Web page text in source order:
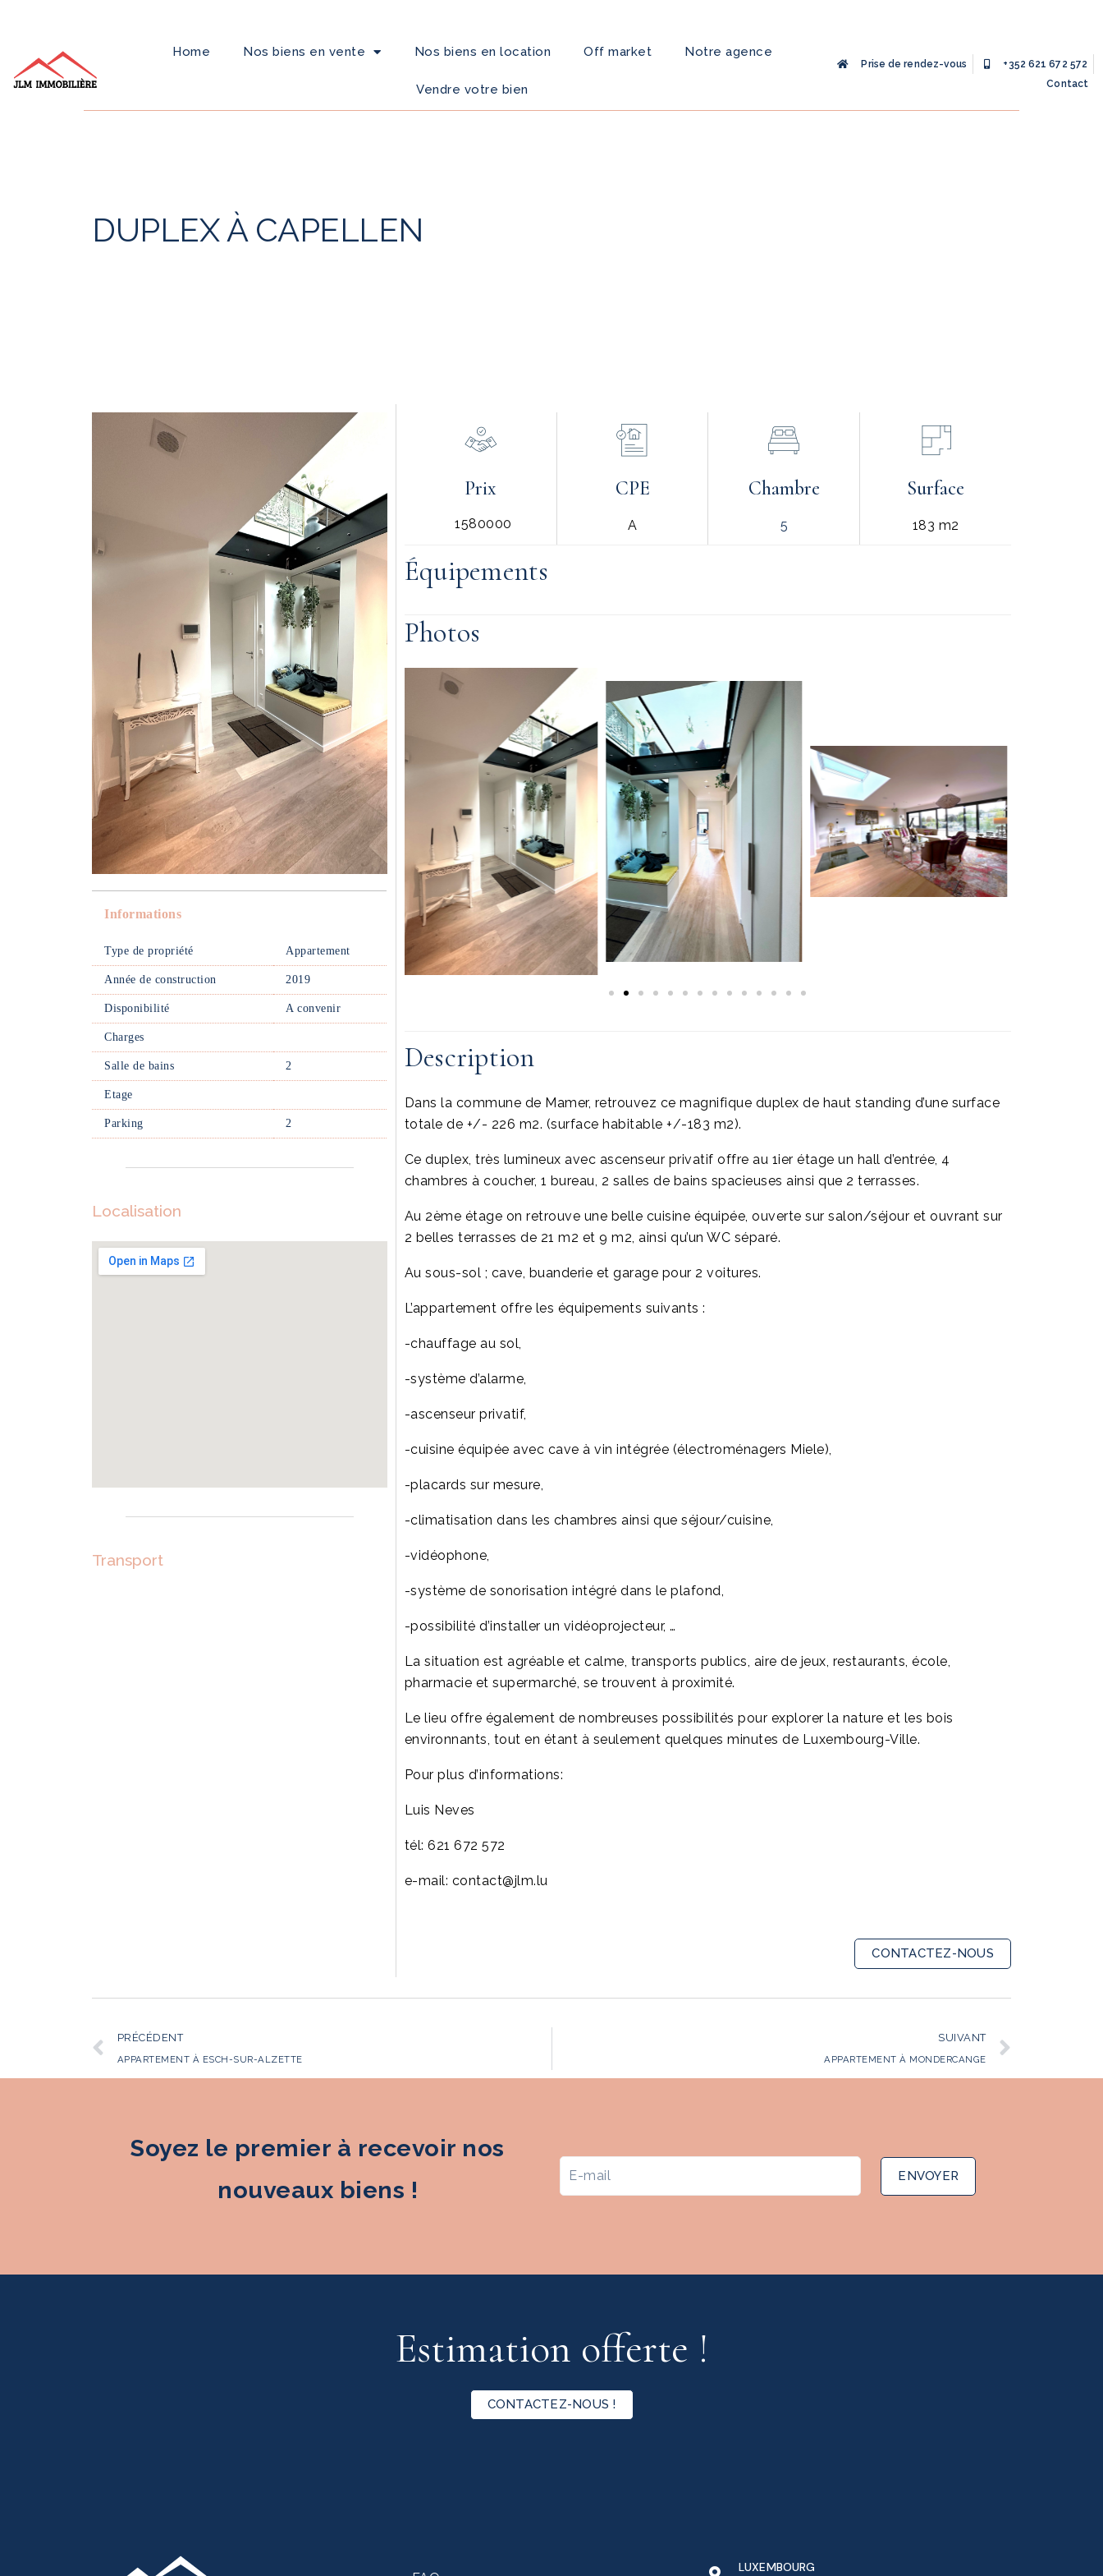
Home Nos biens en vente Nos biens en location Off market Notre agence
Vendre votre bien
Prise de rendez-vous
+352 621 672 572
Contact
DUPLEX À CAPELLEN
Informations
Type de propriété Appartement
Année de construction 2019
Disponibilité A convenir
Charges
Salle de bains 2
Etage
Parking 2
Localisation
Transport
Prix
1580000
CPE
A
Chambre
5
Surface
183 m2
Équipements
Photos
Description
Dans la commune de Mamer, retrouvez ce magnifique duplex de haut standing d’une surface
totale de +/- 226 m2. (surface habitable +/-183 m2).
Ce duplex, très lumineux avec ascenseur privatif offre au 1ier étage un hall d’entrée, 4
chambres à coucher, 1 bureau, 2 salles de bains spacieuses ainsi que 2 terrasses.
Au 2ème étage on retrouve une belle cuisine équipée, ouverte sur salon/séjour et ouvrant sur
2 belles terrasses de 21 m2 et 9 m2, ainsi qu’un WC séparé.
Au sous-sol ; cave, buanderie et garage pour 2 voitures.
L’appartement offre les équipements suivants :
-chauffage au sol,
-système d’alarme,
-ascenseur privatif,
-cuisine équipée avec cave à vin intégrée (électroménagers Miele),
-placards sur mesure,
-climatisation dans les chambres ainsi que séjour/cuisine,
-vidéophone,
-système de sonorisation intégré dans le plafond,
-possibilité d’installer un vidéoprojecteur, …
La situation est agréable et calme, transports publics, aire de jeux, restaurants, école,
pharmacie et supermarché, se trouvent à proximité.
Le lieu offre également de nombreuses possibilités pour explorer la nature et les bois
environnants, tout en étant à seulement quelques minutes de Luxembourg-Ville.
Pour plus d’informations:
Luis Neves
tél: 621 672 572
e-mail: contact@jlm.lu
CONTACTEZ-NOUS
PRÉCÉDENT
APPARTEMENT À ESCH-SUR-ALZETTE
SUIVANT
APPARTEMENT À MONDERCANGE
Soyez le premier à recevoir nos
nouveaux biens !
ENVOYER
Estimation offerte !
CONTACTEZ-NOUS !
LUXEMBOURG